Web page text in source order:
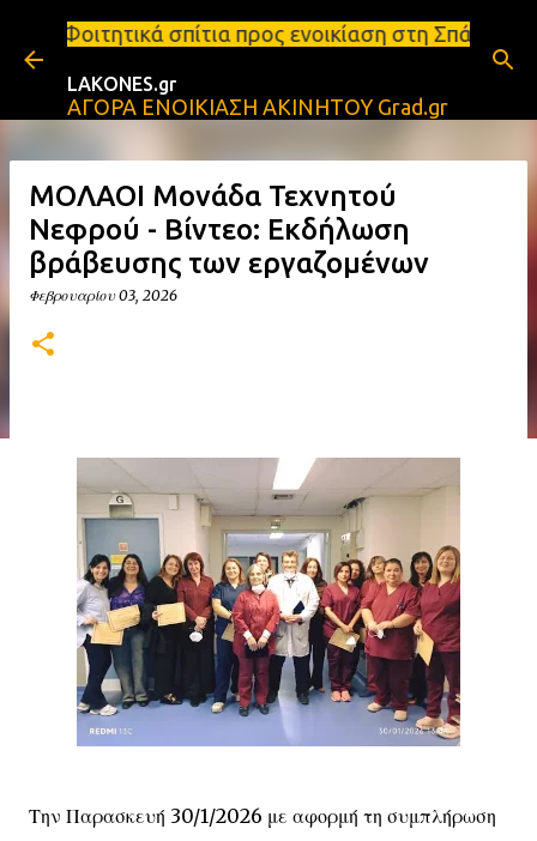
Μετάβαση στο κύριο περιεχόμενο
προς ενοικίαση στη Σπάρτη Ενοικιάσεις
LAKONES.gr
ΑΓΟΡΑ ΕΝΟΙΚΙΑΣΗ ΑΚΙΝΗΤΟΥ Grad.gr
ΜΟΛΑΟΙ Μονάδα Τεχνητού
Νεφρού - Βίντεο: Εκδήλωση
βράβευσης των εργαζομένων
Φεβρουαρίου 03, 2026
Την Παρασκευή 30/1/2026 με αφορμή τη συμπλήρωση